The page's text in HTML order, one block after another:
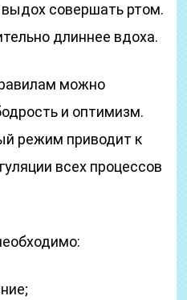
совершать ртом.
длиннее вдоха.
можно
и оптимизм.
режим приводит к
всех процессов